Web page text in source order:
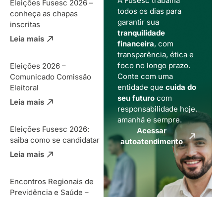
Eleições Fusesc 2026 –
conheça as chapas
inscritas
Leia mais
Eleições 2026 –
Comunicado Comissão
Eleitoral
Leia mais
Eleições Fusesc 2026:
saiba como se candidatar
Leia mais
Encontros Regionais de
Previdência e Saúde –
todos os dias para
garantir sua
tranquilidade
financeira, com
transparência, ética e
foco no longo prazo.
Conte com uma
entidade que cuida do
seu futurocom
responsabilidade hoje,
amanhã e sempre.
Acessar
autoatendimento